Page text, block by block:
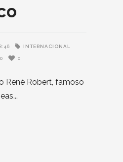
INTERNACIONAL
0 0
René Robert, famoso